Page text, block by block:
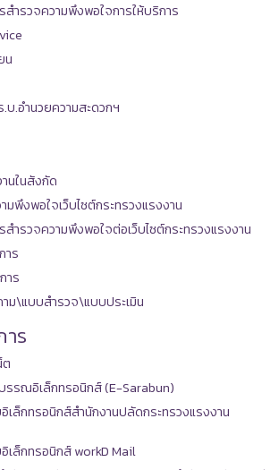
สำรวจความพึงพอใจการให้บริการ
น
บ.อำนวยความสะดวกฯ
นในสังกัด
มพึงพอใจเว็บไซต์กระทรวงแรงงาน
สำรวจความพึงพอใจต่อเว็บไซต์กระทรวงแรงงาน
าร
าร
ม\แบบสำรวจ\แบบประเมิน
ร
ต
รรณอิเล็กทรอนิกส์ (E-Sarabun)
เล็กทรอนิกส์สำนักงานปลัดกระทรวงแรงงาน
เล็กทรอนิกส์ workD Mail